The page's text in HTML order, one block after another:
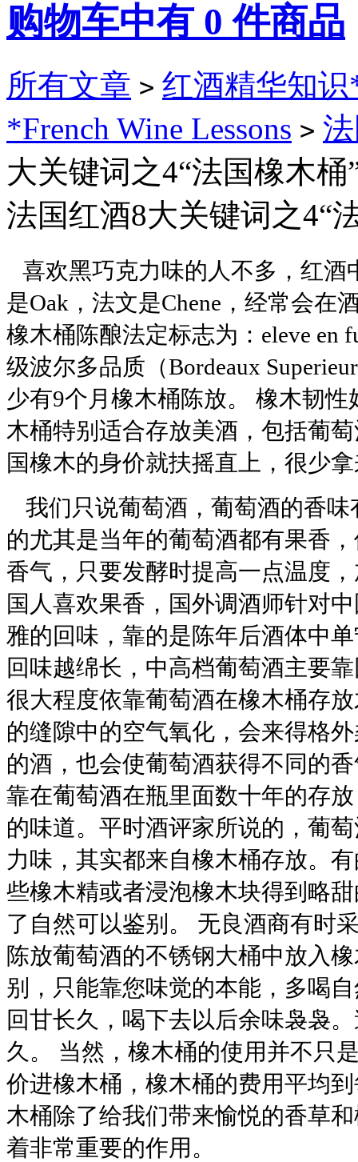
购物车中有 0 件商品
所有文章 > 红酒精华知识
*French Wine Lessons >
大关键词之4“法国橡木桶
法国红酒8大关键词之4“
喜欢黑巧克力味的人不多，红
是Oak ，法文是Chene ，经常会在
橡木桶陈酿法定标志为： eleve en
级波尔多品质（Bordeaux
少有9个月橡木桶陈放。 橡木韧性
木桶特别适合存放美酒，包括葡
国橡木的身价就扶摇直上，很少
我们只说葡萄酒，葡萄酒的香
的尤其是当年的葡萄酒都有果香
香气，只要发酵时提高一点温度
国人喜欢果香，国外调酒师针对
雅的回味，靠的是陈年后酒体中
回味越绵长，中高档葡萄酒主要
很大程度依靠葡萄酒在橡木桶存
的缝隙中的空气氧化，会来得格
的酒，也会使葡萄酒获得不同的
靠在葡萄酒在瓶里面数十年的存
的味道。 平时酒评家所说的，葡
力味，其实都来自橡木桶存放。
些橡木精或者浸泡橡木块得到略
了自然可以鉴别。
无良酒商有时
陈放葡萄酒的不锈钢大桶中放入
别，只能靠您味觉的本能，多喝
回甘长久，喝下去以后余味袅袅
久。 当然，橡木桶的使用并不只
价进橡木桶，橡木桶的费用平均
木桶除了给我们带来愉悦的香草
着非常重要的作用。